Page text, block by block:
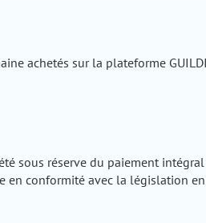
achetés sur la plateforme
sous réserve du paiement
en conformité avec la législation